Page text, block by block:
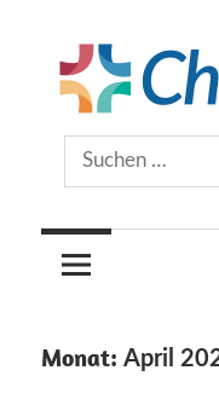
Inhalt
springen
Blog
(Deutsch)
KircheSuchen
nach:
Monat: April